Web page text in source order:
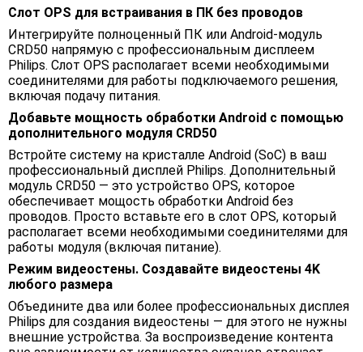
Слот OPS для встраивания в ПК без проводов
Интегрируйте полноценный ПК или Android-модуль
CRD50 напрямую с профессиональным дисплеем
Philips. Слот OPS располагает всеми необходимыми
соединителями для работы подключаемого решения,
включая подачу питания.
Добавьте мощность обработки Android с помощью
дополнительного модуля CRD50
Встройте систему на кристалле Android (SoC) в ваш
профессиональный дисплей Philips. Дополнительный
модуль CRD50 — это устройство OPS, которое
обеспечивает мощость обработки Android без
проводов. Просто вставьте его в слот OPS, который
располагает всеми необходимыми соединителями для
работы модуля (включая питание).
Режим видеостены. Создавайте видеостены 4K
любого размера
Объедините два или более профессиональных дисплея
Philips для создания видеостены — для этого не нужны
внешние устройства. За воспроизведение контента